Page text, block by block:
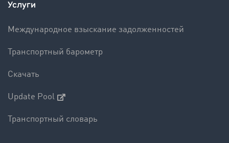
Услуги
Международное взыскание задолженностей
Транспортный барометр
Скачать
Update Pool
Транспортный словарь